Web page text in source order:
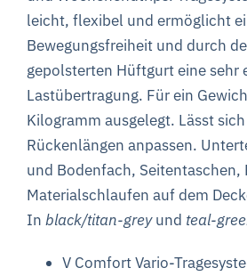
leicht, flexibel und ermöglicht
Bewegungsfreiheit und durch
gepolsterten Hüftgurt eine sehr
Lastübertragung. Für ein
Kilogramm ausgelegt. Lässt
Rückenlängen anpassen.
und Bodenfach, Seitentaschen,
Materialschlaufen auf dem
In black/titan-greyund teal-
V Comfort Vario-